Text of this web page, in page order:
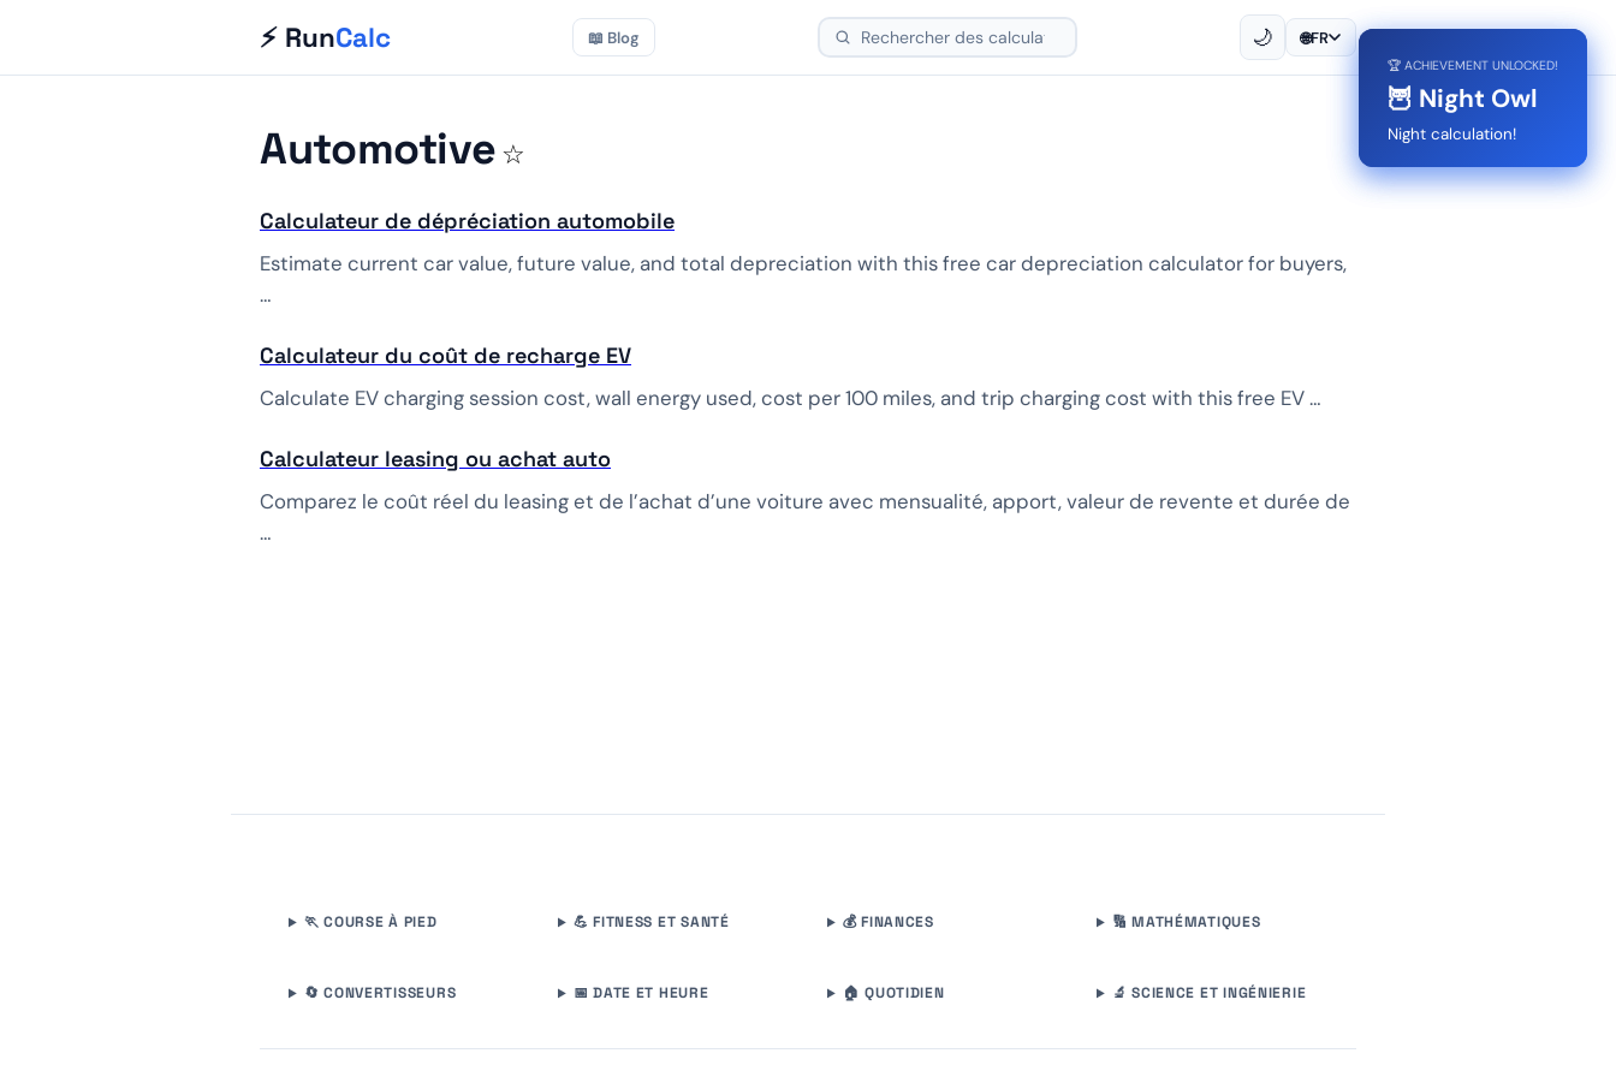
⚡ RunCalc 📖 Blog 🌙 🌐FR
Automotive ☆
Calculateur de dépréciation automobile
Estimate current car value, future value, and total depreciation with this free car depreciation calculator for buyers,
…
Calculateur du coût de recharge EV
Calculate EV charging session cost, wall energy used, cost per 100 miles, and trip charging cost with this free EV …
Calculateur leasing ou achat auto
Comparez le coût réel du leasing et de l’achat d’une voiture avec mensualité, apport, valeur de revente et durée de
…
🏃 COURSE À PIED 💪 FITNESS ET SANTÉ 💰 FINANCES 🔢 MATHÉMATIQUES
🔄 CONVERTISSEURS 📅 DATE ET HEURE 🏠 QUOTIDIEN 🔬 SCIENCE ET INGÉNIERIE
🏆 ACHIEVEMENT UNLOCKED!
🏅 First Calc
First calc done!
🏆 ACHIEVEMENT UNLOCKED!
🦉 Night Owl
Night calculation!